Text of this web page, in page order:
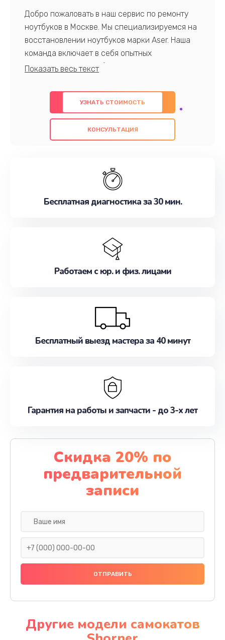
Добро пожаловать в наш сервис по ремонту
ноутбуков в Москве. Мы специализируемся на
восстановлении ноутбуков марки Aser. Наша
команда включает в себя опытных
профессионалов с обширными знаниями и
предлагаем быстрый и качественный ремонт с
использованием оригинальных компонентов, а
также гарантируем качество всех
проведенных работ. Наша цель - предоставить
наилучшим образом. Не медлите записаться на
УЗНАТЬ СТОИМОСТЬ
КОНСУЛЬТАЦИЯ
Бесплатная диагностика за 30 мин.
Работаем с юр. и физ. лицами
Бесплатный выезд мастера за 40 минут
Гарантия на работы и запчасти - до 3-х лет
Скидка 20% по
предварительной
записи
Другие модели самокатов